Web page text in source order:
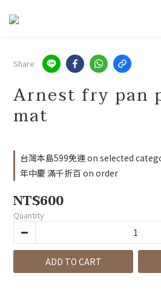
Share
Arnest fry pan
mat
台灣本島599免運 on selected
年中慶 滿千折百 on order
NT$600
Quantity
ADD TO CART